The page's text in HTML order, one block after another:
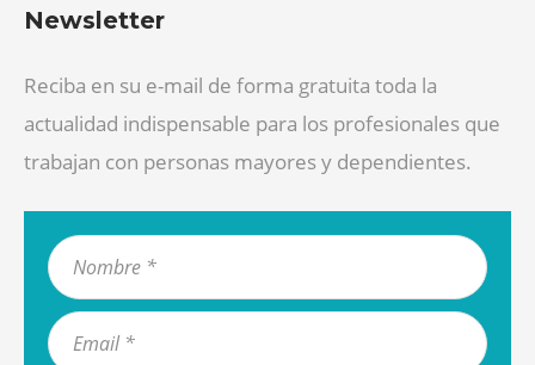
Newsletter
Reciba en su e-mail de forma gratuita toda la
actualidad indispensable para los profesionales que
trabajan con personas mayores y dependientes.